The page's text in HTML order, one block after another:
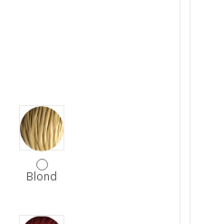
Blond